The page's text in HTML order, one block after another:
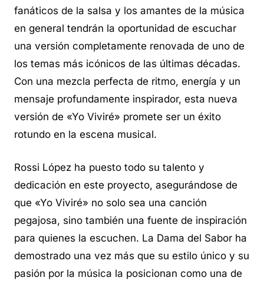
fanáticos de la salsa y los amantes de la música
en general tendrán la oportunidad de escuchar
una versión completamente renovada de uno de
los temas más icónicos de las últimas décadas.
Con una mezcla perfecta de ritmo, energía y un
mensaje profundamente inspirador, esta nueva
versión de «Yo Viviré» promete ser un éxito
rotundo en la escena musical.
Rossi López ha puesto todo su talento y
dedicación en este proyecto, asegurándose de
que «Yo Viviré» no solo sea una canción
pegajosa, sino también una fuente de inspiración
para quienes la escuchen. La Dama del Sabor ha
demostrado una vez más que su estilo único y su
pasión por la música la posicionan como una de